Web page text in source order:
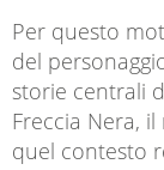
Per questo
del
storie centrali
Freccia Nera,
quel contesto